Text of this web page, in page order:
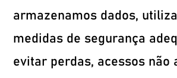
armazenamos dados,
medidas de segurança
evitar perdas, acessos não